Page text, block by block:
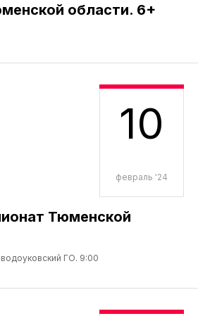
области. 6+
10
февраль '24
Тюменской
ГО. 9:00